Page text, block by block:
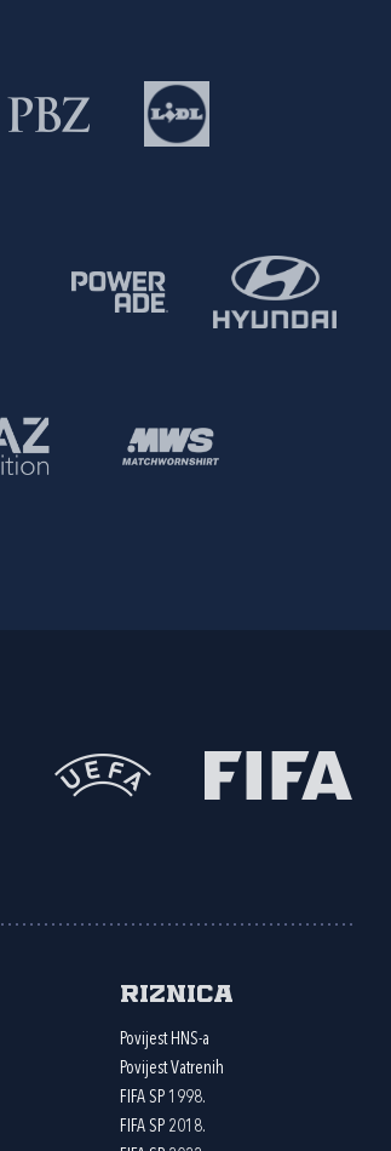
Riznica
Povijest HNS-a
Povijest Vatrenih
FIFA SP 1998.
FIFA SP 2018.